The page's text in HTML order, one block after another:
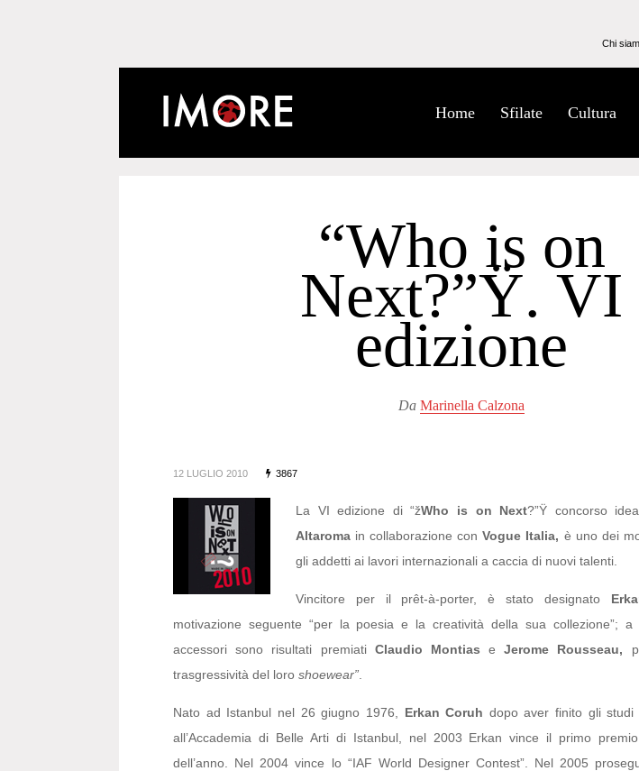
Chi
Home Sfilate Cultura
“Who is on
Next?”Ÿ. VI
edizione
Da Marinella Calzona
12 LUGLIO 2010 3867
La VI edizione di “žWho is on Next?”Ÿ concorso
Altaroma in collaborazione conVogue Italia, è uno dei
gli addetti ai lavori internazionali a caccia di nuovi talenti.
Vincitore per il prêt-à-porter, è stato designato
motivazione seguente “per la poesia e la creatività della sua collezione”;
accessori sono risultati premiati Claudio Montiase Jerome Rousseau,
trasgressività del loro shoewear”
Nato ad Istanbul nel 26 giugno 1976, Erkan Coruh dopo aver finito gli
all’Accademia di Belle Arti di Istanbul, nel 2003 Erkan vince il primo
dell’anno. Nel 2004 vince lo “IAF World Designer Contest”. Nel 2005